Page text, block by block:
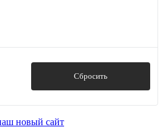
Сбросить